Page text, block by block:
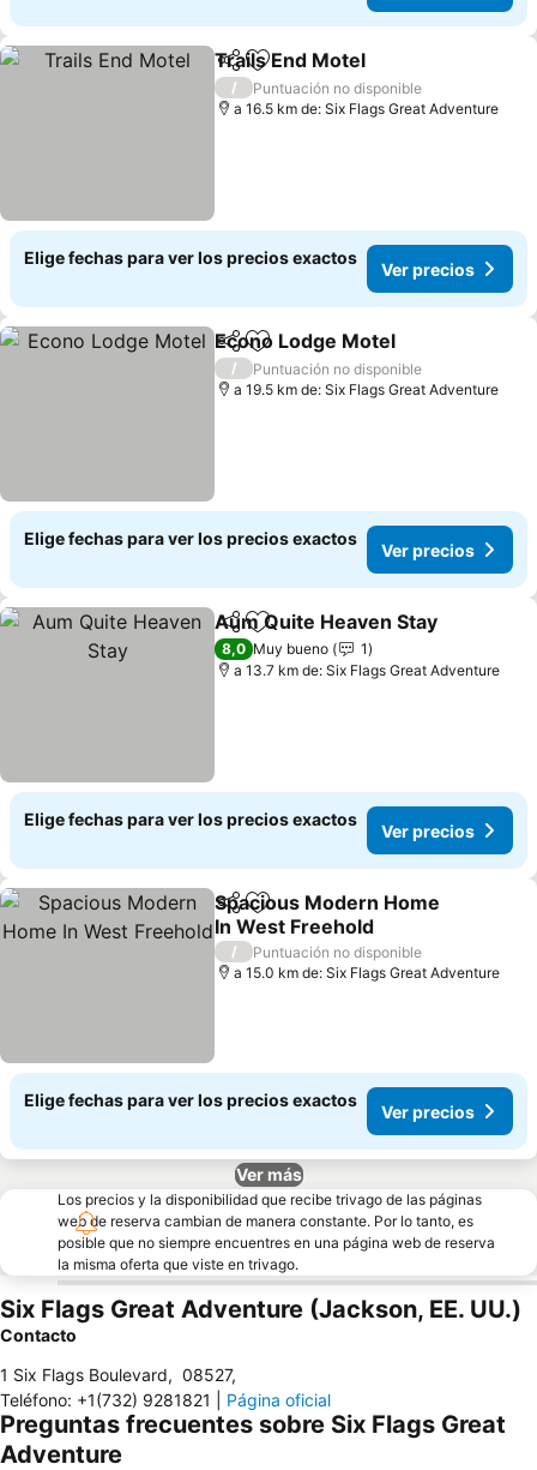
Compartir
Agregar a favoritos
Trails End Motel
/
Puntuación no disponible
a 16.5 km de: Six Flags Great Adventure
Elige fechas para ver los precios exactos
Ver precios
CompartirAgregar a favoritos
Econo Lodge Motel
/
Puntuación no disponible
a 19.5 km de: Six Flags Great Adventure
Elige fechas para ver los precios exactos
Ver precios
CompartirAgregar a favoritos
Aum Quite Heaven Stay
8,0 Muy bueno
1
a 13.7 km de: Six Flags Great Adventure
Elige fechas para ver los precios exactos
Ver precios
CompartirAgregar a favoritos
Spacious Modern Home
In West Freehold
/
Puntuación no disponible
a 15.0 km de: Six Flags Great Adventure
Elige fechas para ver los precios exactos
Ver precios
Ver más
Los precios y la disponibilidad que recibe trivago de las páginas
web de reserva cambian de manera constante. Por lo tanto, es
posible que no siempre encuentres en una página web de reserva
la misma oferta que viste en trivago.
Six Flags Great Adventure (Jackson, EE. UU.)
Contacto
1 Six Flags Boulevard, 08527,
Teléfono: +1(732) 9281821 Página oficial
Preguntas frecuentes sobre Six Flags Great
Adventure